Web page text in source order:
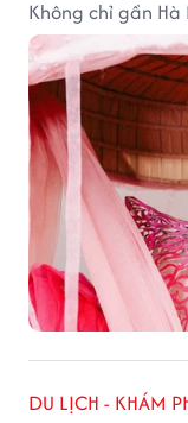
Không chỉ gần
hậu mát mẻ,
bình giữa núi
DU LỊCH - KHÁM